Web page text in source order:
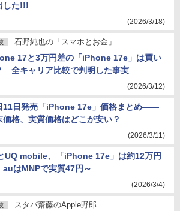
した!!!
(2026/3/18)
石野純也の「スマホとお金」
17と3万円差の「iPhone 17e」は買い
全キャリア比較で判明した事実
(2026/3/12)
11日発売「iPhone 17e」価格まとめ――
価格、実質価格はどこが安い？
(2026/3/11)
UQ mobile、「iPhone 17e」は約12万円
はMNPで実質47円～
(2026/3/4)
スタパ齋藤のApple野郎